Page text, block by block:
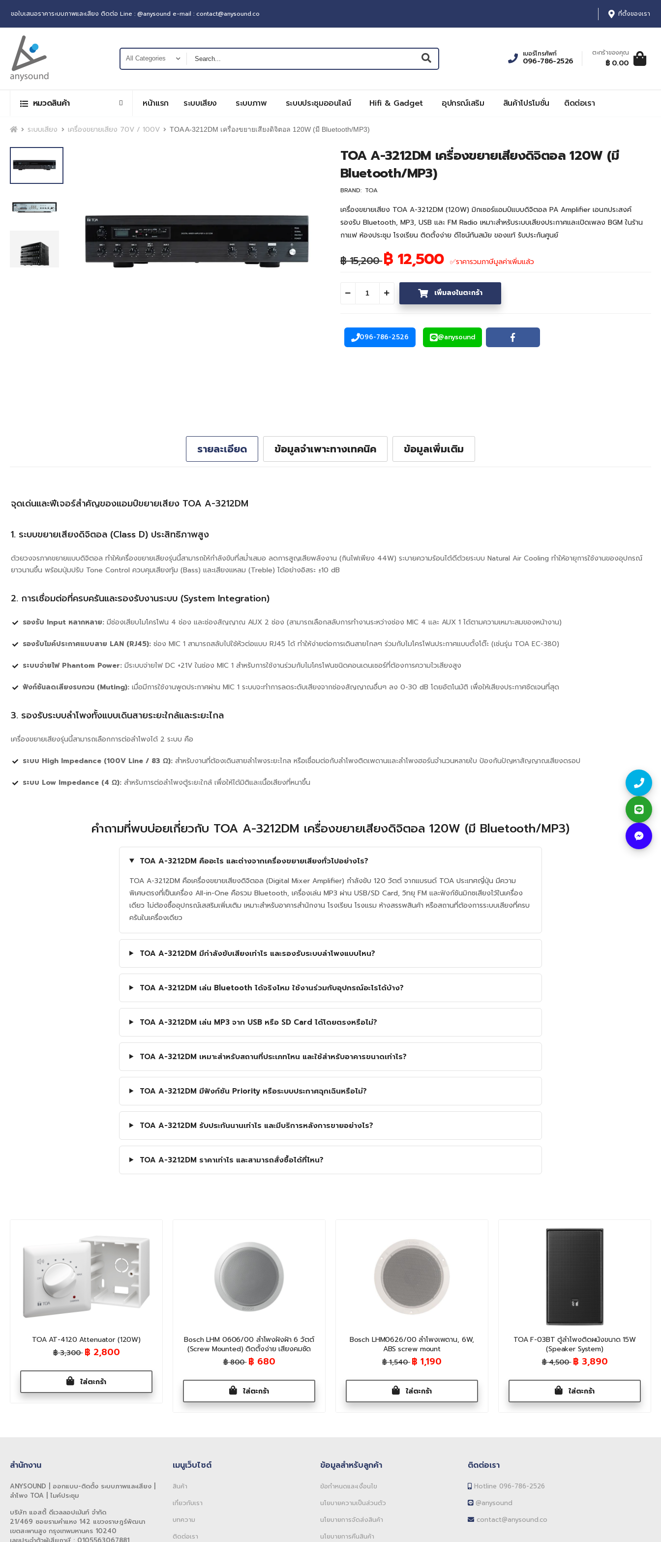
ขอใบเสนอราคาระบบภาพและเสียง ติดต่อ Line : @anysound e-mail : contact@anysound.co ที่ตั้งของเรา
เบอร์โทรศัพท์
096-786-2526
ตะกร้าของคุณ
฿ 0.00
ตะกร้าสินค้า:รายการ, รา
฿ 0.00
หมวดสินค้า หน้าแรก ระบบเสียง ระบบภาพ ระบบประชุมออนไลน์ Hifi & Gadget อุปกรณ์เสริม สินค้าโปรโมชั่น ติดต่อเรา
หน้าแรกระบบเสียง เครื่องขยายเสียง 70V / 100V TOA A-3212DM เครื่องขยายเสียงดิจิตอล 120W (มี Bluetooth/MP3)
TOA A-3212DM เครื่องขยายเสียงดิจิตอล 120W (มี
Bluetooth/MP3)
BRAND: TOA
เครื่องขยายเสียง TOA A-3212DM (120W) มิกเซอร์แอมป์แบบดิจิตอล PA Amplifier เอนกประสงค์
รองรับ Bluetooth, MP3, USB และ FM Radio เหมาะสำหรับระบบเสียงประกาศและเปิดเพลง BGM ในร้าน
กาแฟ ห้องประชุม โรงเรียน ติดตั้งง่าย ดีไซน์ทันสมัย ของแท้ รับประกันศูนย์
฿ 15,200฿ 12,500 ✅ราคารวมภาษีมูลค่าเพิ่มแล้ว
ลดจำนวน เพิ่มจำนวน เพิ่มลงในตะกร้า
096-786-2526
โทรศัพท์
@anysound
Line Facebook
รายละเอียด ข้อมูลจำเพาะทางเทคนิค ข้อมูลเพิ่มเติม
จุดเด่นและฟีเจอร์สำคัญของแอมป์ขยายเสียง TOA A-3212DM
1. ระบบขยายเสียงดิจิตอล (Class D) ประสิทธิภาพสูง
ด้วยวงจรภาคขยายแบบดิจิตอล ทำให้เครื่องขยายเสียงรุ่นนี้สามารถให้กำลังขับที่สม่ำเสมอ ลดการสูญเสียพลังงาน (กินไฟเพียง 44W) ระบายความร้อนได้ดีด้วยระบบ Natural Air Cooling ทำให้อายุการใช้งานของอุปกรณ์
ยาวนานขึ้น พร้อมปุ่มปรับ Tone Control ควบคุมเสียงทุ้ม (Bass) และเสียงแหลม (Treble) ได้อย่างอิสระ ±10 dB
2. การเชื่อมต่อที่ครบครันและรองรับงานระบบ (System Integration)
รองรับ Input หลากหลาย: มีช่องเสียบไมโครโฟน 4 ช่อง และช่องสัญญาณ AUX 2 ช่อง (สามารถเลือกสลับการทำงานระหว่างช่อง MIC 4 และ AUX 1 ได้ตามความเหมาะสมของหน้างาน)
รองรับไมค์ประกาศแบบสาย LAN (RJ45): ช่อง MIC 1 สามารถสลับไปใช้หัวต่อแบบ RJ45 ได้ ทำให้ง่ายต่อการเดินสายไกลๆ ร่วมกับไมโครโฟนประกาศแบบตั้งโต๊ะ (เช่นรุ่น TOA EC-380)
ระบบจ่ายไฟ Phantom Power: มีระบบจ่ายไฟ DC +21V ในช่อง MIC 1 สำหรับการใช้งานร่วมกับไมโครโฟนชนิดคอนเดนเซอร์ที่ต้องการความไวเสียงสูง
ฟังก์ชันลดเสียงรบกวน (Muting): เมื่อมีการใช้งานพูดประกาศผ่าน MIC 1 ระบบจะทำการลดระดับเสียงจากช่องสัญญาณอื่นๆ ลง 0-30 dB โดยอัตโนมัติ เพื่อให้เสียงประกาศชัดเจนที่สุด
3. รองรับระบบลำโพงทั้งแบบเดินสายระยะใกล้และระยะไกล
เครื่องขยายเสียงรุ่นนี้สามารถเลือกการต่อลำโพงได้ 2 ระบบ คือ
ระบบ High Impedance (100V Line / 83 Ω): สำหรับงานที่ต้องเดินสายลำโพงระยะไกล หรือเชื่อมต่อกับลำโพงติดเพดานและลำโพงฮอร์นจำนวนหลายใบ ป้องกันปัญหาสัญญาณเสียงดรอป
ระบบ Low Impedance (4 Ω): สำหรับการต่อลำโพงตู้ระยะใกล้ เพื่อให้ได้มิติและเนื้อเสียงที่หนาขึ้น
คำถามที่พบบ่อยเกี่ยวกับ TOA A-3212DM เครื่องขยายเสียงดิจิตอล 120W (มี Bluetooth/MP3)
TOA A-3212DM คืออะไร และต่างจากเครื่องขยายเสียงทั่วไปอย่างไร?
TOA A-3212DM คือเครื่องขยายเสียงดิจิตอล (Digital Mixer Amplifier) กำลังขับ 120 วัตต์ จากแบรนด์ TOA ประเทศญี่ปุ่น มีความ
พิเศษตรงที่เป็นเครื่อง All-in-One คือรวม Bluetooth, เครื่องเล่น MP3 ผ่าน USB/SD Card, วิทยุ FM และฟังก์ชันมิกซเสียงไว้ในเครื่อง
เดียว ไม่ต้องซื้ออุปกรณ์เสสริมเพิ่มเติม เหมาะสำหรับอาคารสำนักงาน โรงเรียน โรงแรม ห้างสรรพสินค้า หรือสถานที่ต้องการระบบเสียงที่ครบ
ครันในเครื่องเดียว
TOA A-3212DM มีกำลังขับเสียงเท่าไร และรองรับระบบลำโพงแบบไหน?
TOA A-3212DM เล่น Bluetooth ได้จริงไหม ใช้งานร่วมกับอุปกรณ์อะไรได้บ้าง?
TOA A-3212DM เล่น MP3 จาก USB หรือ SD Card ได้โดยตรงหรือไม่?
TOA A-3212DM เหมาะสำหรับสถานที่ประเภทไหน และใช้สำหรับอาคารขนาดเท่าไร?
TOA A-3212DM มีฟังก์ชัน Priority หรือระบบประกาศฉุกเฉินหรือไม่?
TOA A-3212DM รับประกันนานเท่าไร และมีบริการหลังการขายอย่างไร?
TOA A-3212DM ราคาเท่าไร และสามารถสั่งซื้อได้ที่ไหน?
TOA AT-4120 Attenuator (120W)
฿ 3,300 ฿ 2,800
ใส่ตะกร้า
Bosch LHM 0606/00 ลำโพงฝังฝ้า 6 วัตต์
(Screw Mounted) ติดตั้งง่าย เสียงคมชัด
฿ 800 ฿ 680
ใส่ตะกร้า
Bosch LHM0626/00 ลำโพงเพดาน, 6W,
ABS screw mount
฿ 1,540฿ 1,190
ใส่ตะกร้า
TOA F-03BT ตู้ลำโพงติดผนังขนาด 15W
(Speaker System)
฿ 4,500 ฿ 3,890
ใส่ตะกร้า
สำนักงาน
ANYSOUND | ออกแบบ-ติดตั้ง ระบบภาพและเสียง |
ลำโพง TOA | ไมค์ประชุม
บริษัท แอสตี้ ดีเวลลอปเม้นท์ จำกัด
21/469 ซอยรามคำแหง 142 แขวงราษฎร์พัฒนา
เขตสะพานสูง กรุงเทพมหานคร 10240
เมนูเว็บไซต์
สินค้า
เกี่ยวกับเรา
บทความ
ติดต่อเรา
ข้อมูลสำหรับลูกค้า
ข้อกำหนดและเงื่อนไข
นโยบายความเป็นส่วนตัว
นโยบายการจัดส่งสินค้า
นโยบายการคืนสินค้า
ติดต่อเรา
Hotline 096-786-2526
@anysound
contact@anysound.co